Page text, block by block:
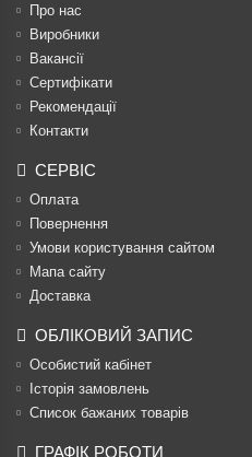
Про нас
Виробники
Вакансії
Сертифікати
Рекомендації
Контакти
СЕРВІС
Оплата
Повернення
Умови користування сайтом
Мапа сайту
Доставка
ОБЛІКОВИЙ ЗАПИС
Особистий кабінет
Історія замовлень
Список бажаних товарів
ГРАФІК РОБОТИ